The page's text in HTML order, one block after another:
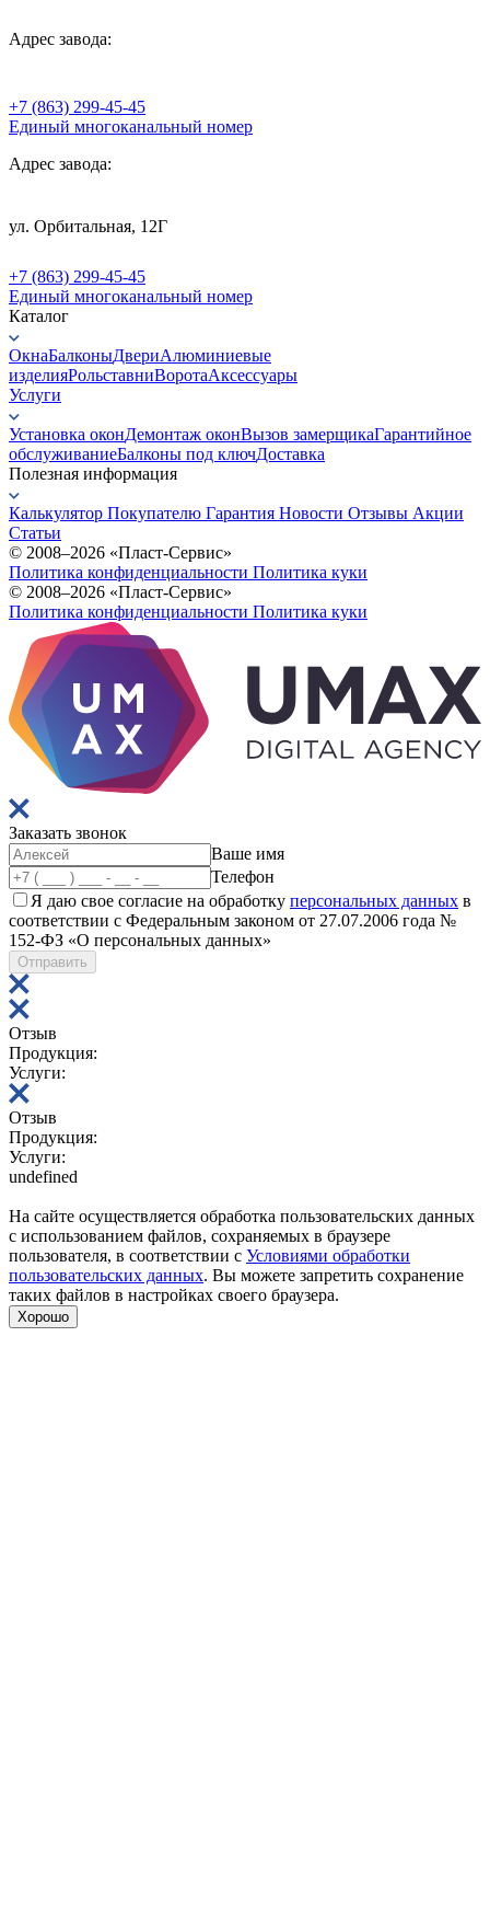
Адрес завода:
+7 (863) 299-45-45
Единый многоканальный номер
Адрес завода:
ул. Орбитальная, 12Г
+7 (863) 299-45-45
Единый многоканальный номер
Каталог
ОкнаБалконыДвериАлюминиевые
изделияРольставниВоротаАксессуары
Услуги
Установка оконДемонтаж оконВызов замерщикаГарантийное
обслуживаниеБалконы под ключДоставка
Полезная информация
Калькулятор Покупателю Гарантия Новости Отзывы Акции
Статьи
© 2008–2026 «Пласт-Сервис»
Политика конфиденциальности Политика куки
© 2008–2026 «Пласт-Сервис»
Политика конфиденциальности Политика куки
Заказать звонок
Ваше имя
Телефон
Я даю свое согласие на обработку персональных данных в
соответствии с Федеральным законом от 27.07.2006 года №
152-ФЗ «О персональных данных»
Отправить
Отзыв
Продукция:
Услуги:
Отзыв
Продукция:
Услуги:
undefined
На сайте осуществляется обработка пользовательских данных
с использованием файлов, сохраняемых в браузере
пользователя, в соответствии с Условиями обработки
пользовательских данных. Вы можете запретить сохранение
таких файлов в настройках своего браузера.
Хорошо